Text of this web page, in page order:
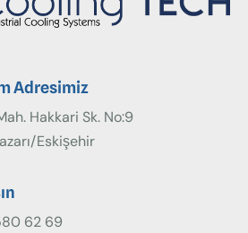
Adresimiz
Hakkari Sk. No:9
Eskişehir
62 69